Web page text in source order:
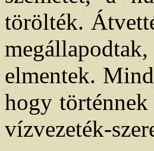
törölték.
elmentek.
hogy
vízvezeték-